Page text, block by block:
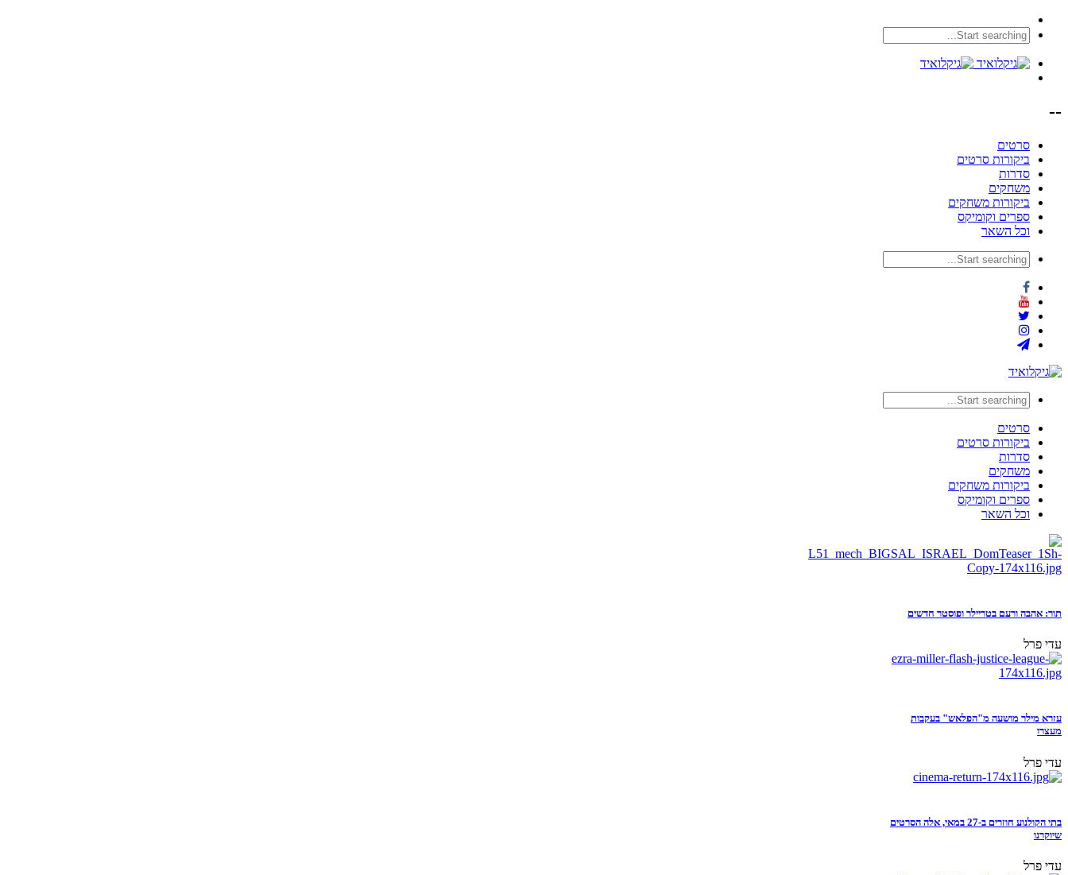
--
סרטים
ביקורות סרטים
סדרות
משחקים
ביקורות משחקים
ספרים וקומיקס
וכל השאר
סרטים
ביקורות סרטים
סדרות
משחקים
ביקורות משחקים
ספרים וקומיקס
וכל השאר
תור: אהבה ורעם בטריילר ופוסטר חדשים
עדי פרל
עזרא מילר מושעה מ"הפלאש" בעקבות
מעצרו
עדי פרל
בתי הקולנוע חוזרים ב-27 במאי, אלה הסרטים
שיוקרנו
עדי פרל